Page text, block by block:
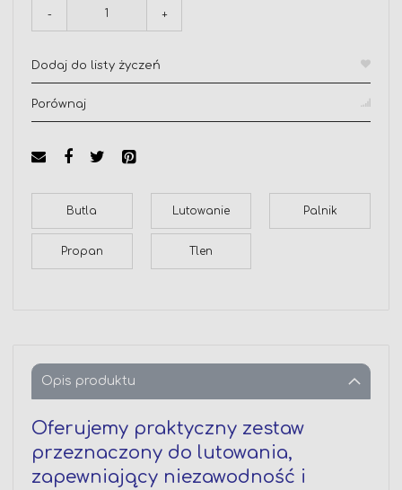
- +
Dodaj do listy życzeń
Porównaj
Butla Lutowanie Palnik
Propan Tlen
Opis produktu
Oferujemy praktyczny zestaw
przeznaczony do lutowania,
zapewniający niezawodność i